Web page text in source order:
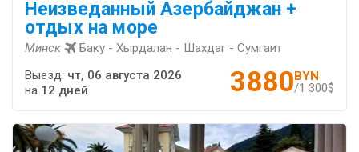
Неизведанный Азербайджан +
отдых на море
Минск Баку - Хырдалан - Шахдаг - Сумгаит
3880BYN
/1 300$
Выезд: чт, 06 августа 2026
на 12 дней